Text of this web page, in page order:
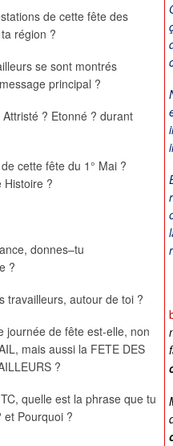
de cette fête des
région ?
se sont montrés
principal ?
Attristé ? Etonné ? durant
cette fête du 1° Mai ?
Histoire ?
donnes–tu
?
travailleurs, autour de toi ?
journée de fête est-elle, non
mais aussi la FETE DES
?
quelle est la phrase que tu
et Pourquoi ?